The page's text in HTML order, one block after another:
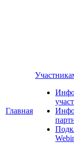
Главная